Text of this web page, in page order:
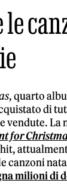
le
, quarto
di
vendute. La
for
canzoni
milioni di